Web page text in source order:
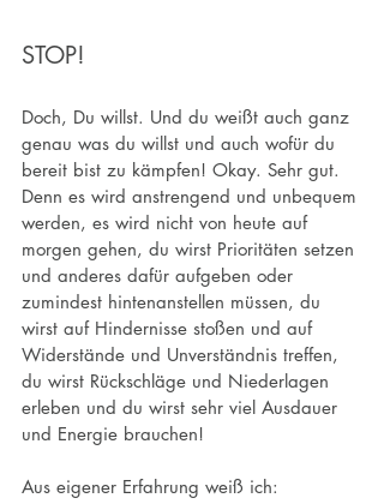
STOP!
Doch, Du willst. Und du weißt auch ganz
genau was du willst und auch wofür du
bereit bist zu kämpfen! Okay. Sehr gut.
Denn es wird anstrengend und unbequem
werden, es wird nicht von heute auf
morgen gehen, du wirst Prioritäten setzen
und anderes dafür aufgeben oder
zumindest hintenanstellen müssen, du
wirst auf Hindernisse stoßen und auf
Widerstände und Unverständnis treffen,
du wirst Rückschläge und Niederlagen
erleben und du wirst sehr viel Ausdauer
und Energie brauchen!
Aus eigener Erfahrung weiß ich: